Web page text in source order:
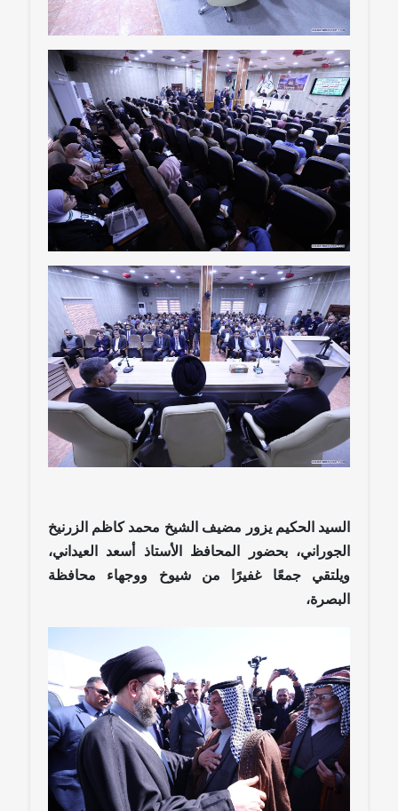
السيد الحكيم يزور مضيف الشيخ محمد كاظم الزرنيخ
الجوراني، بحضور المحافظ الأستاذ أسعد العيداني،
ويلتقي جمعًا غفيرًا من شيوخ ووجهاء محافظة
البصرة،